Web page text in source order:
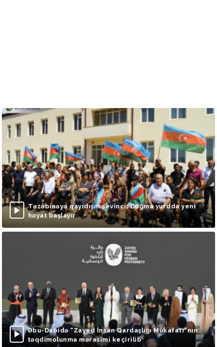
Təzəbinəyə qayıdışın sevinci: Doğma yurdda yeni
həyat başlayır
Əbu-Dabidə “Zayed İnsan Qardaşlığı Mükafatı”nın
təqdimolunma mərasimi keçirilib